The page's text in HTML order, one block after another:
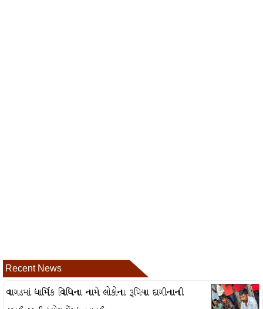
Recent News
વાગડમાં ધાર્મિક વિધિના નામે લોકોના રૂપિયા દાગીનાની